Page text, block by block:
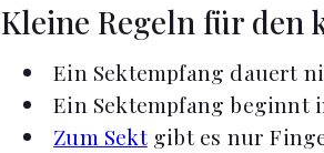
Kleine Regeln für den
Ein Sektempfang dauert
Ein Sektempfang beginnt
Zum Sektgibt es nur